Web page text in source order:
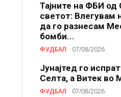
Тајните на ФБИ од
светот: Влегувам
да го разнесам
бомби...
ФУДБАЛ 07/08/2026
Јунајтед го
Селта, а Витек во
ФУДБАЛ 07/08/2026